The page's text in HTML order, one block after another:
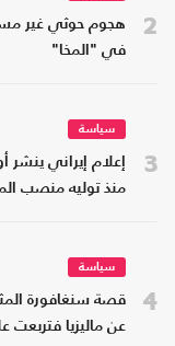
2
هجوم حوثي غير
في "المخا"
3
سياسة
إعلام إيراني
منذ توليه منصب
4
سياسة
قصة سنغافورة
عن ماليزيا فتربعت